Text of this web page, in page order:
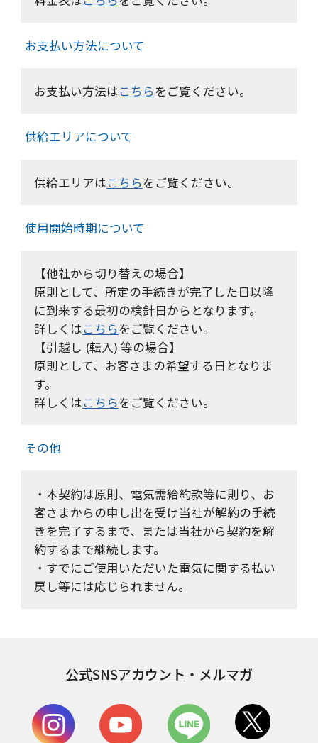
お支払い方法について
お支払い方法はこちらをご覧ください。
供給エリアについて
供給エリアはこちらをご覧ください。
使用開始時期について
【他社から切り替えの場合】
原則として、所定の手続きが完了した日以降
に到来する最初の検針日からとなります。
詳しくはこちらをご覧ください。
【引越し (転入) 等の場合】
原則として、お客さまの希望する日となりま
す。
詳しくはこちらをご覧ください。
その他
・本契約は原則、電気需給約款等に則り、お
客さまからの申し出を受け当社が解約の手続
きを完了するまで、または当社から契約を解
約するまで継続します。
・すでにご使用いただいた電気に関する払い
戻し等には応じられません。
公式SNSアカウント ・ メルマガ